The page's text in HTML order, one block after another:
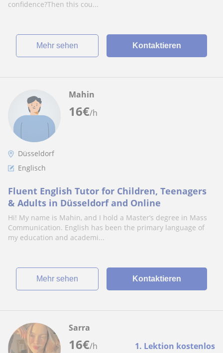
confidence?Then this cou...
Mehr sehen Kontaktieren
16€/h
Mahin
Düsseldorf
Englisch
Fluent English Tutor for Children, Teenagers
& Adults in Düsseldorf and Online
Hi! My name is Mahin, and I hold a Master’s degree in Mass
Communication. English has been the primary language of
my education and academi...
Mehr sehen Kontaktieren
16€/h 1. Lektion kostenlos
Sarra